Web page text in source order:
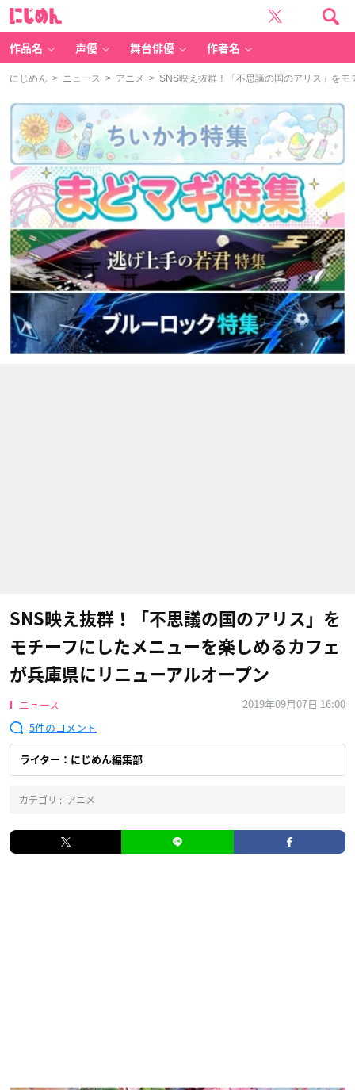
作品名 声優 舞台俳優 作者名
にじめん > ニュース > アニメ > SNS映え抜群！「不思議の国のアリス」を
SNS映え抜群！「不思議の国のアリス」を
モチーフにしたメニューを楽しめるカフェ
が兵庫県にリニューアルオープン
ニュース
2019年09月07日 16:00
5
ライター：にじめん編集部
カテゴリ : アニメ